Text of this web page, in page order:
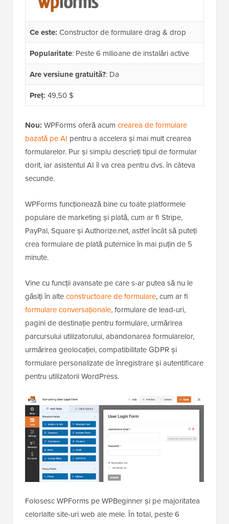
Ce este: Constructor de formulare drag & drop
Popularitate: Peste 6 milioane de instalări active
Are versiune gratuită?: Da
Preț: 49,50 $
Nou: WPForms oferă acum crearea de formulare
bazată pe AI pentru a accelera și mai mult crearea
formularelor. Pur și simplu descrieți tipul de formular
dorit, iar asistentul AI îl va crea pentru dvs. în câteva
secunde.
WPForms funcționează bine cu toate platformele
populare de marketing și plată, cum ar fi Stripe,
PayPal, Square și Authorize.net, astfel încât să puteți
crea formulare de plată puternice în mai puțin de 5
minute.
Vine cu funcții avansate pe care s-ar putea să nu le
găsiți în alteconstructoare de formulare, cum ar fi
formulare conversaționale, formulare de lead-uri,
pagini de destinație pentru formulare, urmărirea
parcursului utilizatorului, abandonarea formularelor,
urmărirea geolocației, compatibilitate GDPR și
formulare personalizate de înregistrare și autentificare
pentru utilizatorii WordPress.
Folosesc WPForms pe WPBeginner și pe majoritatea
celorlalte site-uri web ale mele. În total, peste 6